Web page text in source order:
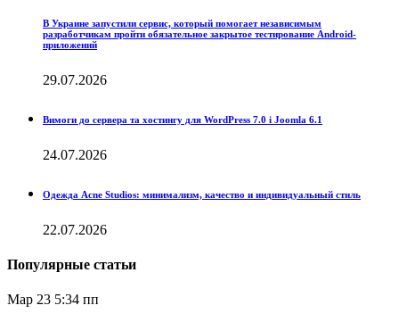
В Украине запустили сервис, который помогает независимым
разработчикам пройти обязательное закрытое тестирование Android-
приложений
29.07.2026
Вимоги до сервера та хостингу для WordPress 7.0 і Joomla 6.1
24.07.2026
Одежда Acne Studios: минимализм, качество и индивидуальный стиль
22.07.2026
Популярные статьи
Мар 23 5:34 пп